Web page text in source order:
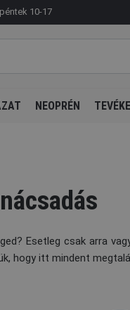
10-17
NEOPRÉN
Esetleg csak arra
hogy itt mindent